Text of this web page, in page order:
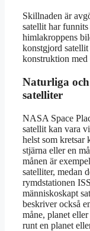
Skillnaden är
satellit har funnits
himlakroppens
konstgjord
konstruktion
Naturliga
satelliter
NASA Space
satellit kan vara
helst som kretsar
stjärna eller en
månen är
satelliter, medan
rymdstationen
människoskapt
beskriver också
måne, planet
runt en planet